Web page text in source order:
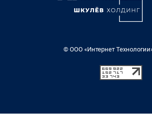
© ООО «Интернет